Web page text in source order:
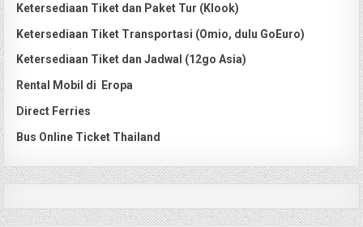
Ketersediaan Tiket dan Paket Tur (Klook)
Ketersediaan Tiket Transportasi (Omio, dulu GoEuro)
Ketersediaan Tiket dan Jadwal (12go Asia)
Rental Mobil di Eropa
Direct Ferries
Bus Online Ticket Thailand